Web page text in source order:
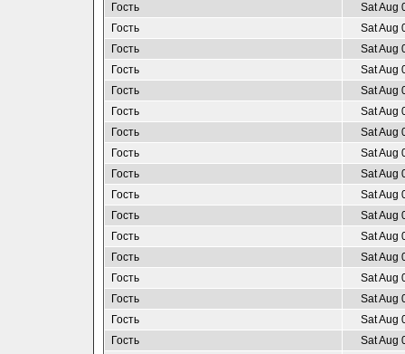
Гость
Sat Aug
Гость
Sat Aug
Гость
Sat Aug
Гость
Sat Aug
Гость
Sat Aug
Гость
Sat Aug
Гость
Sat Aug
Гость
Sat Aug
Гость
Sat Aug
Гость
Sat Aug
Гость
Sat Aug
Гость
Sat Aug
Гость
Sat Aug
Гость
Sat Aug
Гость
Sat Aug
Гость
Sat Aug
Гость
Sat Aug